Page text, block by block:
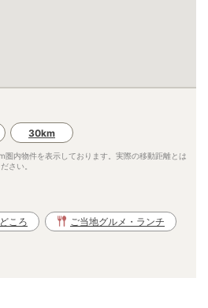
30km
圏内物件を表示しております。実際の移動距離とは
さい。
ころ ご当地グルメ・ランチ